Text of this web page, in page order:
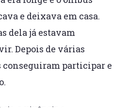
e deixava em casa.
dela já estavam
Depois de várias
conseguiram participar e